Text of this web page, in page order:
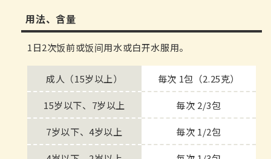
用法、含量
1日2次饭前或饭间用水或白开水服用。
成人（15岁以上） 毎次 1包（2.25克）
15岁以下、7岁以上 毎次 2/3包
7岁以下、4岁以上 毎次 1/2包